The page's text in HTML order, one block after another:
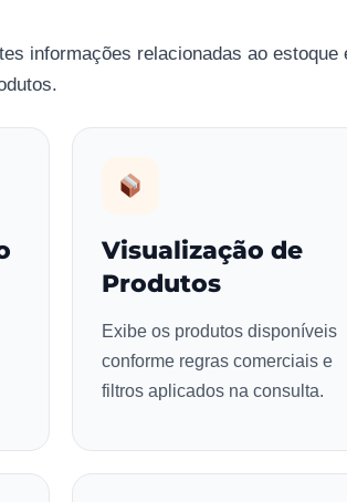
informações relacionadas ao estoque
Visualização de
Produtos
Exibe os produtos disponíveis
conforme regras comerciais e
filtros aplicados na consulta.